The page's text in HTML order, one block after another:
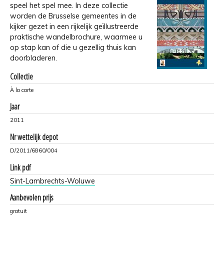
speel het spel mee. In deze collectie
worden de Brusselse gemeentes in de
kijker gezet in een rijkelijk geïllustreerde
praktische wandelbrochure, waarmee u
op stap kan of die u gezellig thuis kan
doorbladeren.
Collectie
À la carte
Jaar
2011
Nr wettelijk depot
D/2011/6860/004
Link pdf
Sint-Lambrechts-Woluwe
Aanbevolen prijs
gratuit